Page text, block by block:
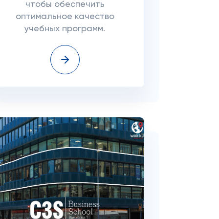
чтобы обеспечить
оптимальное качество
учебных программ.